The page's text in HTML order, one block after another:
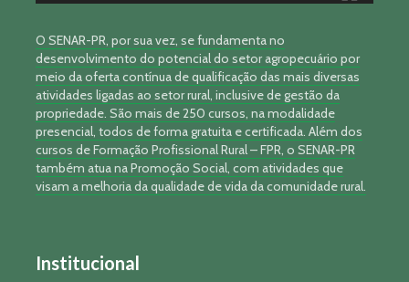
O SENAR-PR, por sua vez, se fundamenta no
desenvolvimento do potencial do setor agropecuário por
meio da oferta contínua de qualificação das mais diversas
atividades ligadas ao setor rural, inclusive de gestão da
propriedade. São mais de 250 cursos, na modalidade
presencial, todos de forma gratuita e certificada. Além dos
cursos de Formação Profissional Rural – FPR, o SENAR-PR
também atua na Promoção Social, com atividades que
visam a melhoria da qualidade de vida da comunidade rural.
Institucional